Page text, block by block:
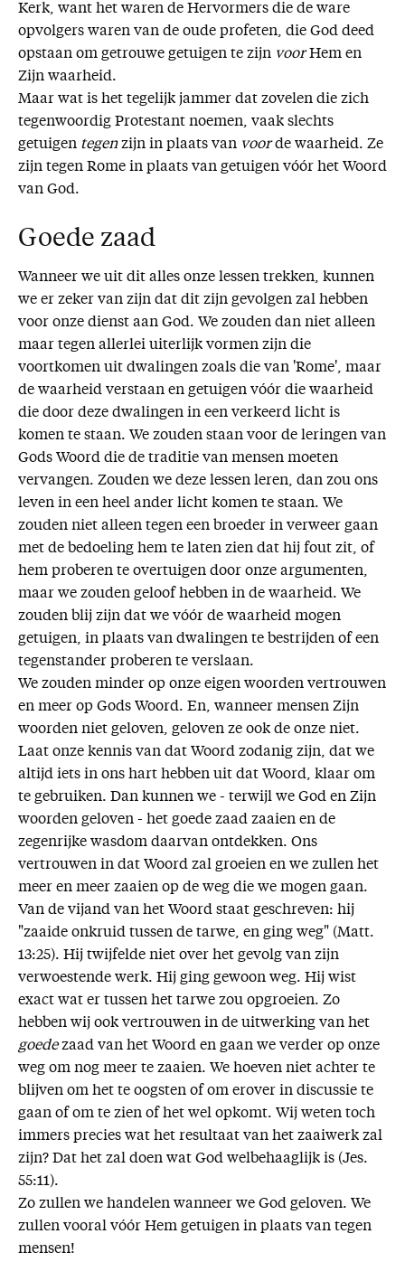
Kerk, want het waren de Hervormers die de ware
opvolgers waren van de oude profeten, die God deed
opstaan om getrouwe getuigen te zijn voorHem en
Zijn waarheid.
Maar wat is het tegelijk jammer dat zovelen die zich
tegenwoordig Protestant noemen, vaak slechts
getuigen tegenzijn in plaats van voorde waarheid. Ze
zijn tegen Rome in plaats van getuigen vóór het Woord
van God.
Goede zaad
Wanneer we uit dit alles onze lessen trekken, kunnen
we er zeker van zijn dat dit zijn gevolgen zal hebben
voor onze dienst aan God. We zouden dan niet alleen
maar tegen allerlei uiterlijk vormen zijn die
voortkomen uit dwalingen zoals die van 'Rome', maar
de waarheid verstaan en getuigen vóór die waarheid
die door deze dwalingen in een verkeerd licht is
komen te staan. We zouden staan voor de leringen van
Gods Woord die de traditie van mensen moeten
vervangen. Zouden we deze lessen leren, dan zou ons
leven in een heel ander licht komen te staan. We
zouden niet alleen tegen een broeder in verweer gaan
met de bedoeling hem te laten zien dat hij fout zit, of
hem proberen te overtuigen door onze argumenten,
maar we zouden geloof hebben in de waarheid. We
zouden blij zijn dat we vóór de waarheid mogen
getuigen, in plaats van dwalingen te bestrijden of een
tegenstander proberen te verslaan.
We zouden minder op onze eigen woorden vertrouwen
en meer op Gods Woord. En, wanneer mensen Zijn
woorden niet geloven, geloven ze ook de onze niet.
Laat onze kennis van dat Woord zodanig zijn, dat we
altijd iets in ons hart hebben uit dat Woord, klaar om
te gebruiken. Dan kunnen we - terwijl we God en Zijn
woorden geloven - het goede zaad zaaien en de
zegenrijke wasdom daarvan ontdekken. Ons
vertrouwen in dat Woord zal groeien en we zullen het
meer en meer zaaien op de weg die we mogen gaan.
Van de vijand van het Woord staat geschreven: hij
"zaaide onkruid tussen de tarwe, en ging weg" (Matt.
13:25). Hij twijfelde niet over het gevolg van zijn
verwoestende werk. Hij ging gewoon weg. Hij wist
exact wat er tussen het tarwe zou opgroeien. Zo
hebben wij ook vertrouwen in de uitwerking van het
goedezaad van het Woord en gaan we verder op onze
weg om nog meer te zaaien. We hoeven niet achter te
blijven om het te oogsten of om erover in discussie te
gaan of om te zien of het wel opkomt. Wij weten toch
immers precies wat het resultaat van het zaaiwerk zal
zijn? Dat het zal doen wat God welbehaaglijk is (Jes.
55:11).
Zo zullen we handelen wanneer we God geloven. We
zullen vooral vóór Hem getuigen in plaats van tegen
mensen!